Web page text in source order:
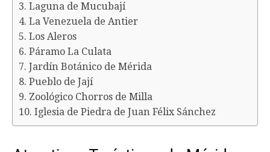
3. Laguna de Mucubají
4. La Venezuela de Antier
5. Los Aleros
6. Páramo La Culata
7. Jardín Botánico de Mérida
8. Pueblo de Jají
9. Zoológico Chorros de Milla
10. Iglesia de Piedra de Juan Félix Sánchez